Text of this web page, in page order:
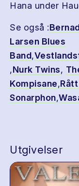
Hana under
Se også :
Larsen Blues
Band,
,Nurk Twins,
Kompisane,
Sonarphon,
Utgivelser